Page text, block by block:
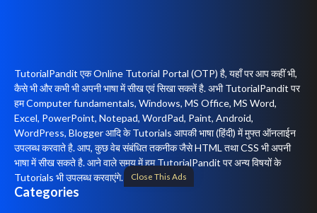
Close This Ads
TutorialPandit एक Online Tutorial Portal (OTP) है, यहाँ पर आप कहीं भी,
कैसे भी और कभी भी अपनी भाषा में सीख एवं सिखा सकतें है. अभी TutorialPandit पर
हम Computer fundamentals, Windows, MS Office, MS Word,
Excel, PowerPoint, Notepad, WordPad, Paint, Android,
WordPress, Blogger आदि के Tutorials आपकी भाषा (हिंदी) में मुफ्त ऑनलाईन
उपलब्ध करवाते है. आप, कुछ वेब संबंधित तकनीक जैसे HTML तथा CSS भी अपनी
भाषा में सीख सकते है. आने वाले समय में हम TutorialPandit पर अन्य विषयों के
Tutorials भी उपलब्ध करवाएंगे.
Categories